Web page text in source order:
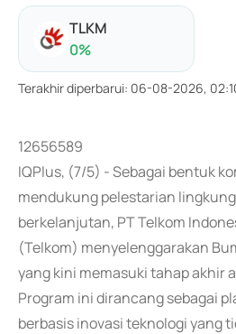
TLKM
0%
Terakhir diperbarui: 06-08-2026,
12656589
IQPlus, (7/5) - Sebagai bentuk
mendukung pelestarian
berkelanjutan, PT Telkom
(Telkom) menyelenggarakan
yang kini memasuki tahap akhir
Program ini dirancang sebagai
berbasis inovasi teknologi yang